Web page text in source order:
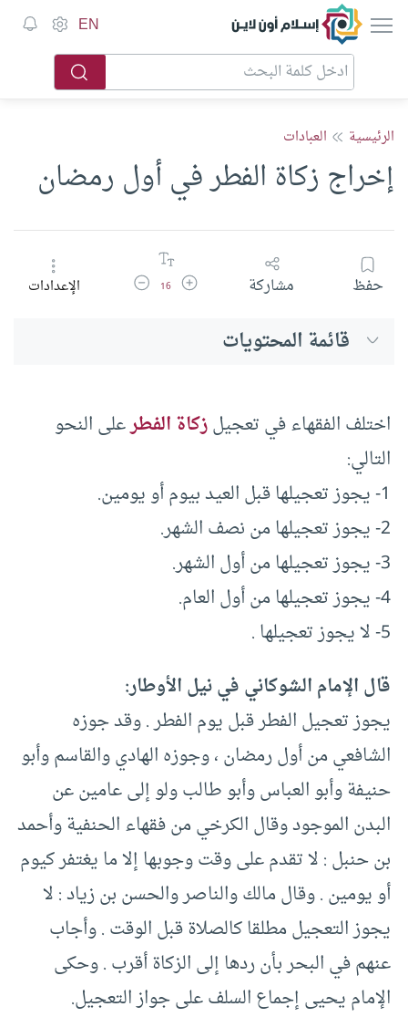
إسلام أون لاين EN
الرئيسية العبادات
إخراج زكاة الفطر في أول رمضان
حفظ مشاركة زيادة حجم الخط
16 تقليل حجم الخطالإعدادات
قائمة المحتويات
اختلف الفقهاء في تعجيلزكاة الفطرعلى النحو
التالي:
1- يجوز تعجيلها قبل العيد بيوم أو يومين.
2- يجوز تعجيلها من نصف الشهر.
3- يجوز تعجيلها من أول الشهر.
4- يجوز تعجيلها من أول العام.
5- لا يجوز تعجيلها .
قال الإمام الشوكاني في نيل الأوطار:
يجوز تعجيل الفطر قبل يوم الفطر . وقد جوزه
الشافعي من أول رمضان ، وجوزه الهادي والقاسم وأبو
حنيفة وأبو العباس وأبو طالب ولو إلى عامين عن
البدن الموجود وقال الكرخي من فقهاء الحنفية وأحمد
بن حنبل : لا تقدم على وقت وجوبها إلا ما يغتفر كيوم
أو يومين . وقال مالك والناصر والحسن بن زياد : لا
يجوز التعجيل مطلقا كالصلاة قبل الوقت . وأجاب
عنهم في البحر بأن ردها إلى الزكاة أقرب . وحكى
الإمام يحيى إجماع السلف على جواز التعجيل.